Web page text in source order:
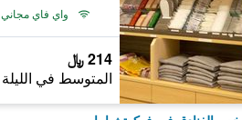
واي فاي مجاني
214 ﷼
المتوسط في الليلة